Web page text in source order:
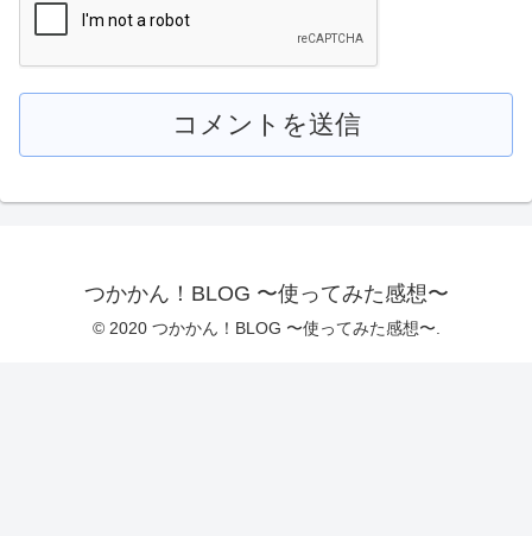
つかかん！BLOG 〜使ってみた感想〜
© 2020 つかかん！BLOG 〜使ってみた感想〜.